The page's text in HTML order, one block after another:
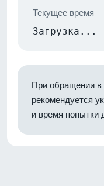
Текущее время
Загрузка...
При обращении
рекомендуется
и время попытки